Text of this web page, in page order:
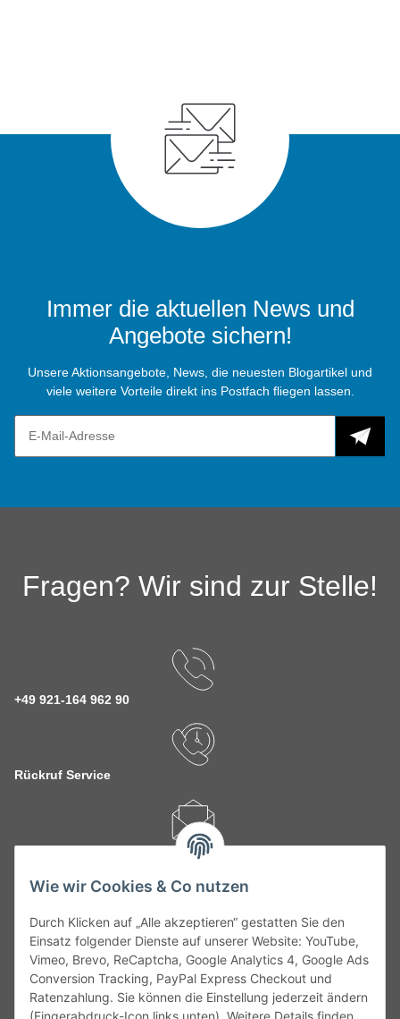
Wie wir Cookies & Co nutzen
Durch Klicken auf „Alle akzeptieren“ gestatten Sie den
Einsatz folgender Dienste auf unserer Website: YouTube,
Vimeo, Brevo, ReCaptcha, Google Analytics 4, Google Ads
Conversion Tracking, PayPal Express Checkout und
Ratenzahlung. Sie können die Einstellung jederzeit ändern
(Fingerabdruck-Icon links unten). Weitere Details finden
Immer die aktuellen News und
Angebote sichern!
Unsere Aktionsangebote, News, die neuesten Blogartikel und
viele weitere Vorteile direkt ins Postfach fliegen lassen.
Fragen? Wir sind zur Stelle!
+49 921-164 962 90
Rückruf Service
kontakt@theo-schrauben.de
Service